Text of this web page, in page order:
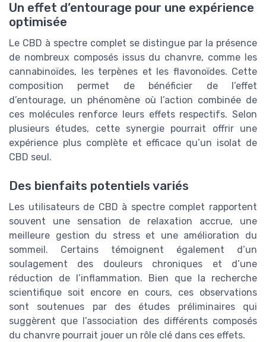
Un effet d’entourage pour une expérience
optimisée
Le CBD à spectre complet se distingue par la présence
de nombreux composés issus du chanvre, comme les
cannabinoïdes, les terpènes et les flavonoïdes. Cette
composition permet de bénéficier de l’effet
d’entourage, un phénomène où l’action combinée de
ces molécules renforce leurs effets respectifs. Selon
plusieurs études, cette synergie pourrait offrir une
expérience plus complète et efficace qu’un isolat de
CBD seul.
Des bienfaits potentiels variés
Les utilisateurs de CBD à spectre complet rapportent
souvent une sensation de relaxation accrue, une
meilleure gestion du stress et une amélioration du
sommeil. Certains témoignent également d’un
soulagement des douleurs chroniques et d’une
réduction de l’inflammation. Bien que la recherche
scientifique soit encore en cours, ces observations
sont soutenues par des études préliminaires qui
suggèrent que l’association des différents composés
du chanvre pourrait jouer un rôle clé dans ces effets.